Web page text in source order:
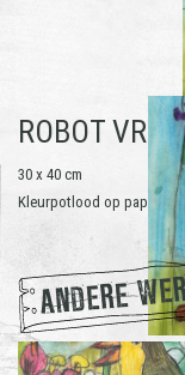
ROBOT
30 x 40 cm
Kleurpotlood op papier |
ANDERE